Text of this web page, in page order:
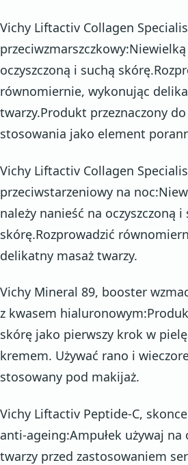
Vichy Liftactiv Collagen
oczyszczoną i suchą
równomiernie, wykonując
twarzy.Produkt przeznaczony
stosowania jako element
Vichy Liftactiv Collagen
przeciwstarzeniowy na
należy nanieść na oczyszczoną i
skórę.Rozprowadzić
delikatny masaż twarzy.
Vichy Mineral 89, booster
z kwasem
skórę jako pierwszy krok w
kremem. Używać rano i
stosowany pod makijaż.
Vichy Liftactiv Peptide-C,
anti-ageing:Ampułek używaj na
twarzy przed zastosowaniem